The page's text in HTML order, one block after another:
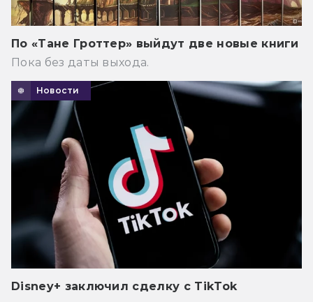
По «Тане Гроттер» выйдут две новые книги
Пока без даты выхода.
Новости
Disney+ заключил сделку с TikTok